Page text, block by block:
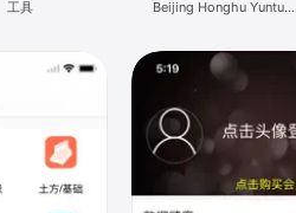
工具
Beijing Honghu Yuntu